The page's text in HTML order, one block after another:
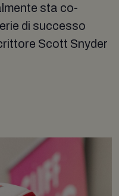
sta co-
di successo
Scott Snyder